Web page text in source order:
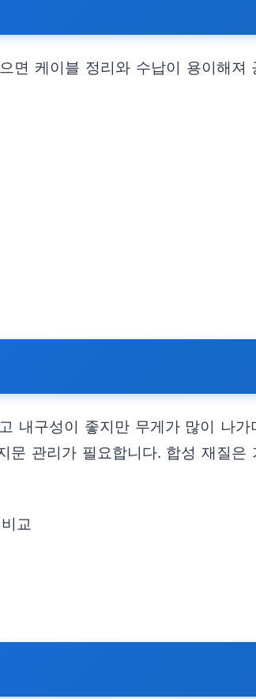
케이블 정리와 수납이 용이해져
내구성이 좋지만 무게가 많이 나가
관리가 필요합니다. 합성 재질은
교